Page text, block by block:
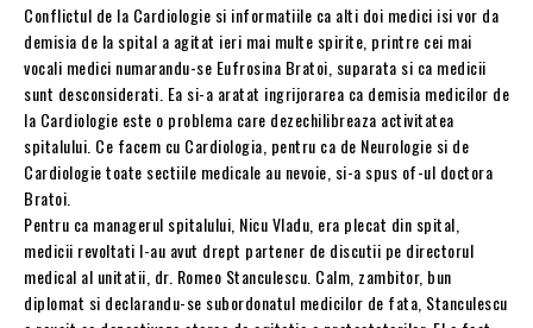
Conflictul de la Cardiologie si informatiile ca alti doi medici isi vor da
demisia de la spital a agitat ieri mai multe spirite, printre cei mai
vocali medici numarandu-se Eufrosina Bratoi, suparata si ca medicii
sunt desconsiderati. Ea si-a aratat ingrijorarea ca demisia medicilor de
la Cardiologie este o problema care dezechilibreaza activitatea
spitalului. Ce facem cu Cardiologia, pentru ca de Neurologie si de
Cardiologie toate sectiile medicale au nevoie, si-a spus of-ul doctora
Bratoi.
Pentru ca managerul spitalului, Nicu Vladu, era plecat din spital,
medicii revoltati l-au avut drept partener de discutii pe directorul
medical al unitatii, dr. Romeo Stanculescu. Calm, zambitor, bun
diplomat si declarandu-se subordonatul medicilor de fata, Stanculescu